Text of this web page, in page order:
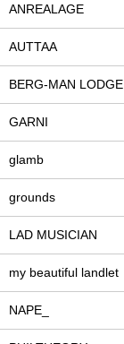
ANREALAGE
AUTTAA
BERG-MAN LODGE
GARNI
glamb
grounds
LAD MUSICIAN
my beautiful landlet
NAPE_